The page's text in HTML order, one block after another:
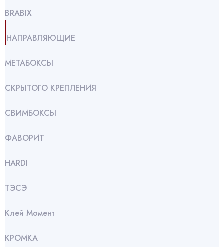
BRABIX
НАПРАВЛЯЮЩИЕ
МЕТАБОКСЫ
СКРЫТОГО КРЕПЛЕНИЯ
СВИМБОКСЫ
ФАВОРИТ
HARDI
ТЭСЭ
Клей Момент
КРОМКА